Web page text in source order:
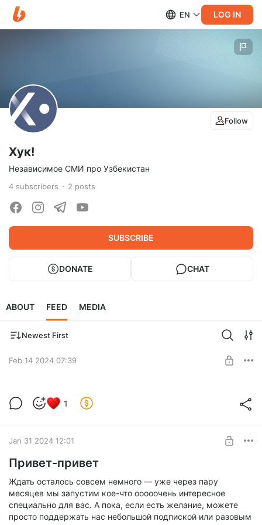
EN LOG IN
Follow
Хук!
Независимое СМИ про Узбекистан
4 subscribers 2 posts
SUBSCRIBE
DONATE CHAT
ABOUT FEED MEDIA
Newest First
Feb 14 2024 07:39
Хех, а вот и продолжение нашей серии открыток к 14
1
Jan 31 2024 12:01
Привет-привет
Ждать осталось совсем немного — уже через пару
месяцев мы запустим кое-что ооооочень интересное
специально для вас. А пока, если есть желание, можете
просто поддержать нас небольшой подпиской или разовым